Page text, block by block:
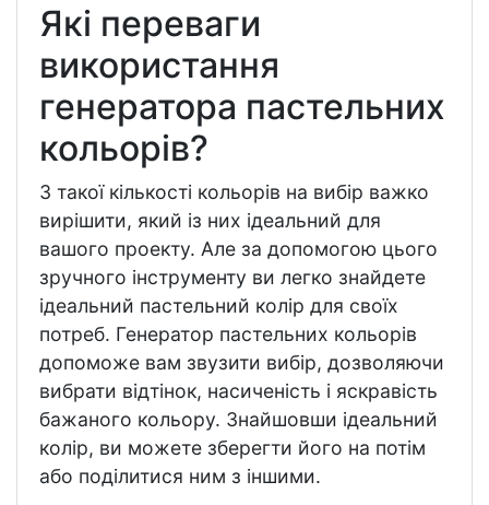
Які переваги
використання
генератора пастельних
кольорів?
З такої кількості кольорів на вибір важко
вирішити, який із них ідеальний для
вашого проекту. Але за допомогою цього
зручного інструменту ви легко знайдете
ідеальний пастельний колір для своїх
потреб. Генератор пастельних кольорів
допоможе вам звузити вибір, дозволяючи
вибрати відтінок, насиченість і яскравість
бажаного кольору. Знайшовши ідеальний
колір, ви можете зберегти його на потім
або поділитися ним з іншими.